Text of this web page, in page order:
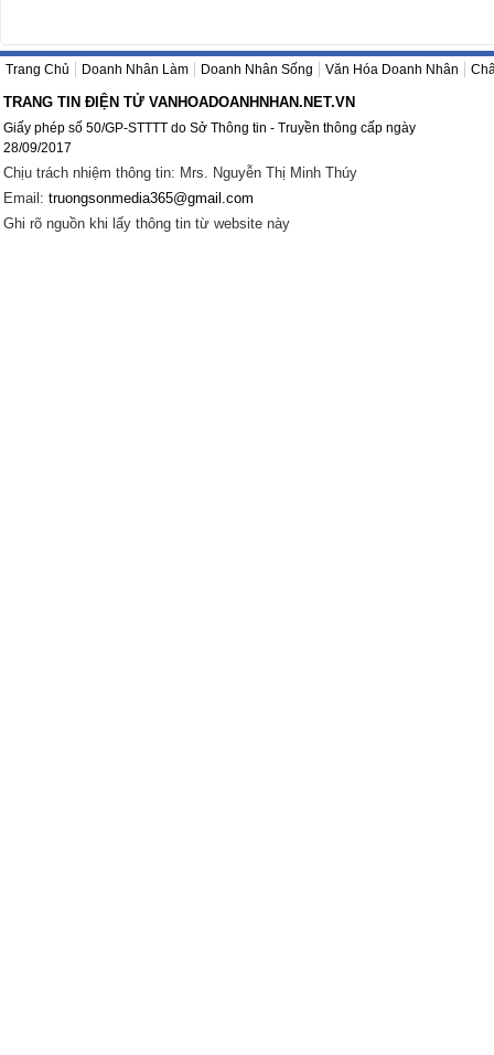
Trang Chủ Doanh Nhân Làm Doanh Nhân Sống Văn Hóa Doanh Nhân
TRANG TIN ĐIỆN TỬ VANHOADOANHNHAN.NET.VN
Giấy phép số 50/GP-STTTT do Sở Thông tin - Truyền thông cấp ngày
28/09/2017
Chịu trách nhiệm thông tin: Mrs. Nguyễn Thị Minh Thúy
Email: truongsonmedia365@gmail.com
Ghi rõ nguồn khi lấy thông tin từ website này